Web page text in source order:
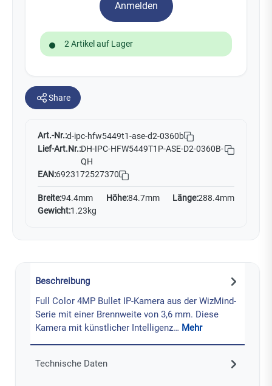
Anmelden
2 Artikel auf Lager
Share
Art.-Nr.:d-ipc-hfw5449t1-ase-d2-0360b
Lief-Art.Nr.:DH-IPC-HFW5449T1P-ASE-D2-0360B-
QH
EAN:6923172527370
Breite:94.4mm Höhe:84.7mm Länge:288.4mm
Gewicht:1.23kg
Beschreibung
Full Color 4MP Bullet IP-Kamera aus der WizMind-
Serie mit einer Brennweite von 3,6 mm. Diese
Kamera mit künstlicher Intelligenz… Mehr
Technische Daten